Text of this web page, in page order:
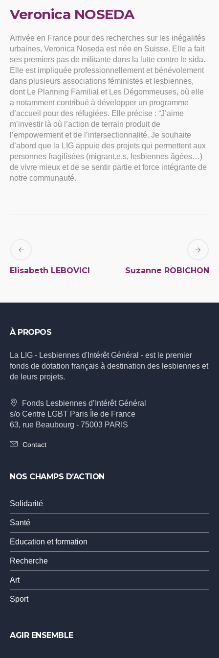
Veronica NOSEDA
Arrivée en France pour des recherches sur les inégalités
urbaines, Veronica Noseda est née en Suisse. Elle a fait
ses premiers pas de militante dans la lutte contre le sida.
Elle est impliquée professionnellement et bénévolement
dans plusieurs associations féministes et lesbiennes,
dont Le Planning Familial et Les Dégommeuses, où elle
a notamment contribué à développer un programme
d’accueil pour des réfugiées. Elle précise : “J’aime
m’investir là où l’action de terrain produit de
l’empowerment et de l’intersectionnalité. Je souhaite
d’abord que la LIG appuie des projets qui permettent aux
personnes fragilisées (migrant.e.s, lesbiennes âgées…)
de vivre mieux et de se sentir partie et force intégrante de
notre communauté.
Elisabeth LEBOVICI Suzanne ROBICHON
À PROPOS
La LIG - Lesbiennes d'Intérêt Général - est le premier
fonds de dotation français à destination des lesbiennes et
de leurs projets.
Fonds Lesbiennes d’Intérêt Général
s/o Centre LGBT Paris Île de France
63, rue Beaubourg - 75003 PARIS
Contact
NOS CHAMPS D’ACTION
Solidarité
Santé
Education et formation
Recherche
Art
Sport
AGIR ENSEMBLE